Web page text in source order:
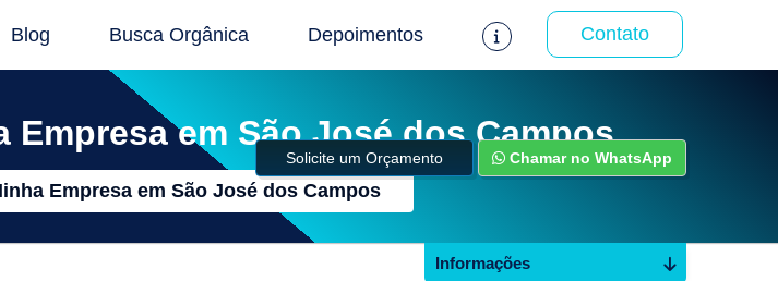
Blog Busca Orgânica Depoimentos Contato
Empresa em São José dos Campos
Empresa em São José dos Campos
Solicite um Orçamento Chamar no WhatsApp
Informações